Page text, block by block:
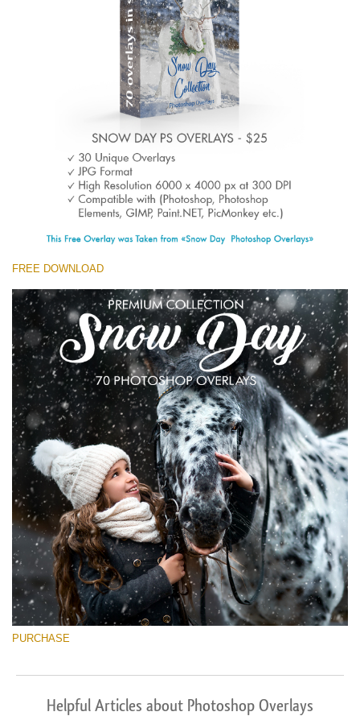
Large 6000*4000px
Download Grátis
FREE DOWNLOAD
PURCHASE
Helpful Articles about Photoshop Overlays